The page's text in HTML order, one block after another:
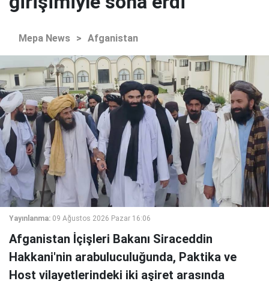
Mepa News > Afganistan
Yayınlanma: 09 Ağustos 2026 Pazar 16:06
Afganistan İçişleri Bakanı Siraceddin
Hakkani'nin arabuluculuğunda, Paktika ve
Host vilayetlerindeki iki aşiret arasında